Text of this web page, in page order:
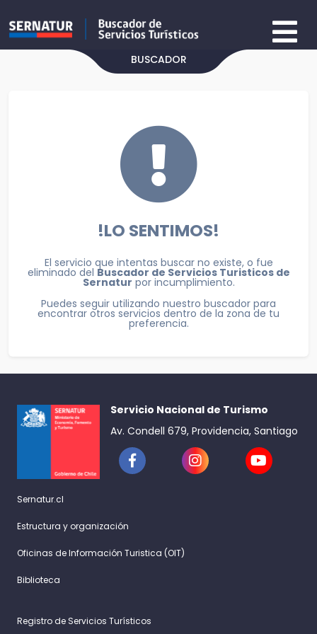
BUSCADOR
!LO SENTIMOS!
El servicio que intentas buscar no existe, o fue
eliminado del Buscador de Servicios Turisticos de
Sernatur por incumplimiento.
Puedes seguir utilizando nuestro buscador para
encontrar otros servicios dentro de la zona de tu
preferencia.
Servicio Nacional de Turismo
Av. Condell 679, Providencia, Santiago
Sernatur.cl
Estructura y organización
Oficinas de Información Turistica (OIT)
Biblioteca
Registro de Servicios Turísticos